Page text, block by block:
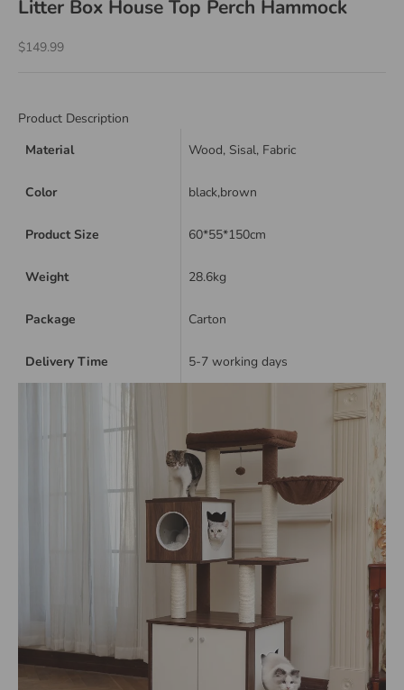
Litter Box House Top Perch Hammock
Sale price
$149.99
Product Description
Material
Wood, Sisal, Fabric
Color black,brown
Product Size 60*55*150cm
Weight 28.6kg
Package Carton
Delivery Time 5-7 working days